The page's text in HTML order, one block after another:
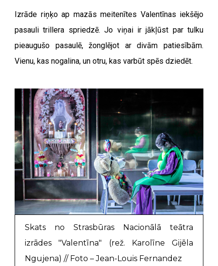
Izrāde riņķo ap mazās meitenītes Valentīnas iekšējo
pasauli trillera spriedzē. Jo viņai ir jākļūst par tulku
pieaugušo pasaulē, žonglējot ar divām patiesībām.
Vienu, kas nogalina, un otru, kas varbūt spēs dziedēt.
Skats no Strasbūras Nacionālā teātra
izrādes "Valentīna" (rež. Karolīne Gijēla
Ngujena) // Foto – Jean-Louis Fernandez